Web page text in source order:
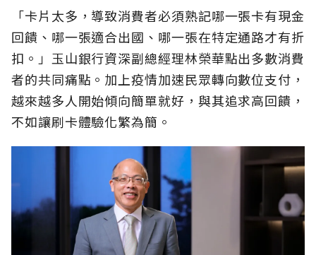
「卡片太多，導致消費者必須熟記哪一張卡有現金
回饋、哪一張適合出國、哪一張在特定通路才有折
扣。」玉山銀行資深副總經理林榮華點出多數消費
者的共同痛點。加上疫情加速民眾轉向數位支付，
越來越多人開始傾向簡單就好，與其追求高回饋，
不如讓刷卡體驗化繁為簡。